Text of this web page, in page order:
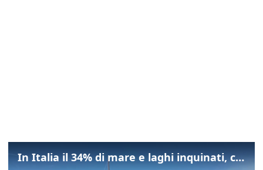
In Italia il 34% di mare e laghi inquinati, colpa della maladepurazione